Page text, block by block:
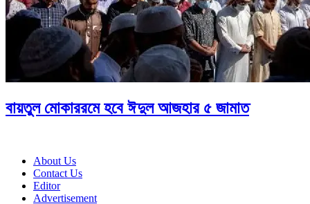
বায়তুল মোকাররমে হবে ঈদুল আজহার ৫ জামাত
About Us
Contact Us
Editor
Advertisement